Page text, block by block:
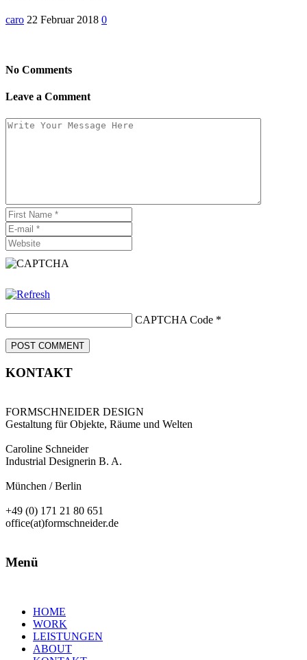
caro 22 Februar 2018 0
No Comments
Leave a Comment
CAPTCHA Code *
KONTAKT
FORMSCHNEIDER DESIGN
Gestaltung für Objekte, Räume und Welten
Caroline Schneider
Industrial Designerin B. A.
München / Berlin
+49 (0) 171 21 80 651
office(at)formschneider.de
Menü
HOME
WORK
LEISTUNGEN
ABOUT